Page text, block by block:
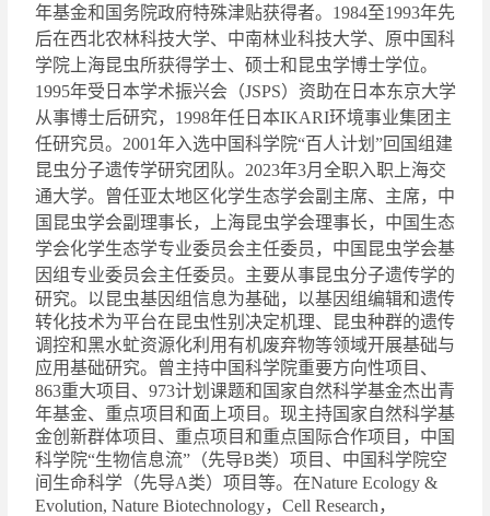
年基金和国务院政府特殊津贴获得者。 1984至1993年先
后在西北农林科技大学、中南林业科技大学、原中国科
学院上海昆虫所获得学士、硕士和昆虫学博士学位。
1995年受日本学术振兴会（JSPS）资助在日本东京大学
从事博士后研究， 1998年任日本IKARI环境事业集团主
任研究员。 2001年入选中国科学院“百人计划”回国组建
昆虫分子遗传学研究团队。 2023年3月全职入职上海交
通大学。曾任亚太地区化学生态学会副主席、主席，中
国昆虫学会副理事长，上海昆虫学会理事长，中国生态
学会化学生态学专业委员会主任委员，中国昆虫学会基
因组专业委员会主任委员。 主要从事昆虫分子遗传学的
研究。以昆虫基因组信息为基础，以基因组编辑和遗传
转化技术为平台在昆虫性别决定机理、昆虫种群的遗传
调控和黑水虻资源化利用有机废弃物等领域开展基础与
应用基础研究。曾主持中国科学院重要方向性项目、
863重大项目、 973计划课题和国家自然科学基金杰出青
年基金、重点项目和面上项目。现主持国家自然科学基
金创新群体项目、重点项目和重点国际合作项目，中国
科学院“生物信息流”（先导B类）项目、中国科学院空
间生命科学（先导A类）项目等。在Nature Ecology &
Evolution, Nature Biotechnology， Cell Research，